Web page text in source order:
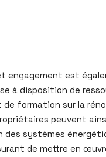
engagement est
à disposition de
de formation sur la
peuvent
des systèmes
de mettre en